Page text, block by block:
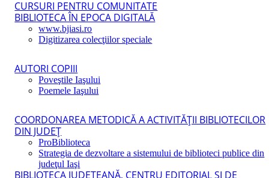
CURSURI PENTRU COMUNITATE
BIBLIOTECA ÎN EPOCA DIGITALĂ
www.bjiasi.ro
Digitizarea colecţiilor speciale
AUTORI COPIII
Poveştile Iaşului
Poemele Iaşului
COORDONAREA METODICĂ A ACTIVITĂŢII BIBLIOTECILOR
DIN JUDEŢ
ProBiblioteca
Strategia de dezvoltare a sistemului de biblioteci publice din
judeţul Iaşi
BIBLIOTECA JUDEŢEANĂ, CENTRU EDITORIAL ŞI DE